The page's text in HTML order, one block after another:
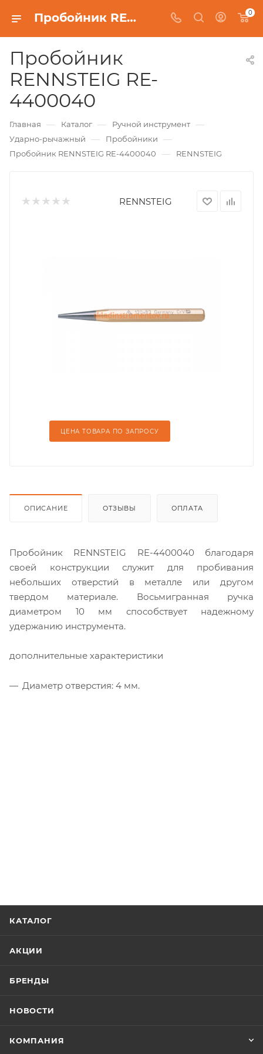
Пробойник RENNSTEIG RE-4400040 0
Пробойник
RENNSTEIG RE-
4400040
Главная — Каталог — Ручной инструмент —
Ударно-рычажный — Пробойники —
Пробойник RENNSTEIG RE-4400040 — RENNSTEIG
RENNSTEIG
ЦЕНА ТОВАРА ПО ЗАПРОСУ
ОПИСАНИЕ ОТЗЫВЫ ОПЛАТА
Пробойник RENNSTEIG RE-4400040 благодаря
своей конструкции служит для пробивания
небольших отверстий в металле или другом
твердом материале. Восьмигранная ручка
диаметром 10 мм способствует надежному
удержанию инструмента.
дополнительные характеристики
Диаметр отверстия: 4 мм.
КАТАЛОГ
АКЦИИ
БРЕНДЫ
НОВОСТИ
КОМПАНИЯ